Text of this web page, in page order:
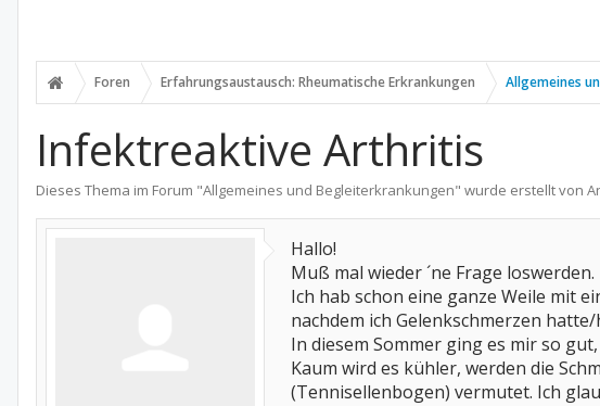
Foren Erfahrungsaustausch: Rheumatische Erkrankungen Allgemeines
Infektreaktive Arthritis
Dieses Thema im Forum "Allgemeines und Begleiterkrankungen" wurde erstellt von
Hallo!
Muß mal wieder ´ne Frage loswerden.
Ich hab schon eine ganze Weile mit
nachdem ich Gelenkschmerzen
In diesem Sommer ging es mir so
Kaum wird es kühler, werden die
(Tennisellenbogen) vermutet. Ich